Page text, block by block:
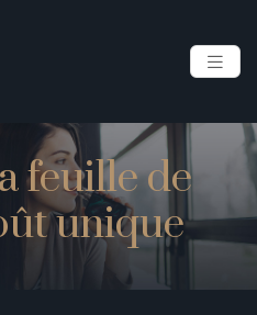
feuille de
unique